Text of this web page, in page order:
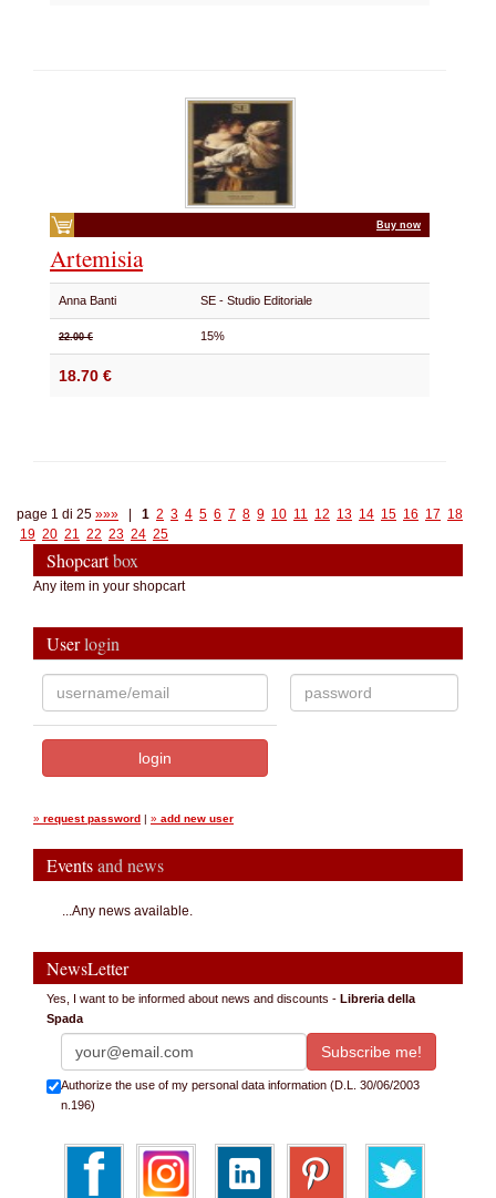
Buy now
Artemisia
Anna Banti SE - Studio Editoriale
22.00 € 15%
18.70 €
page 1 di 25 »»» 1 2 3 4 5 6 7 8 9 10 11 12 13 14 15 16 17 18
19 20 21 22 23 24 25
Shopcartbox
Any item in your shopcart
Userlogin
» request password | » add new user
Eventsand news
...Any news available.
NewsLetter
Yes, I want to be informed about news and discounts - Libreria della
Spada
Authorize the use of my personal data information (D.L. 30/06/2003
n.196)